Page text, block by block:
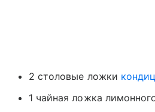
2 столовые ложки
1 чайная ложка